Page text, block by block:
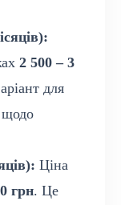
2 500 – 3
для
щодо
Ціна
грн. Це